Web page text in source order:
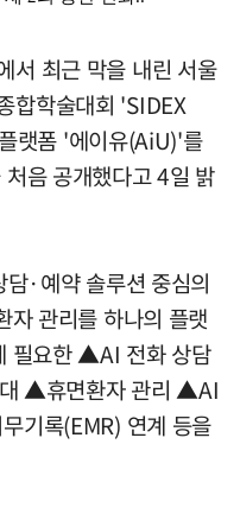
서 최근 막을 내린 서울
합학술대회 'SIDEX
랫폼 '에이유(AiU)'를
음 공개했다고 4일 밝
·예약 솔루션 중심의
자 관리를 하나의 플랫
필요한 ▲AI 전화 상담
▲휴면환자 관리 ▲AI
기록(EMR) 연계 등을